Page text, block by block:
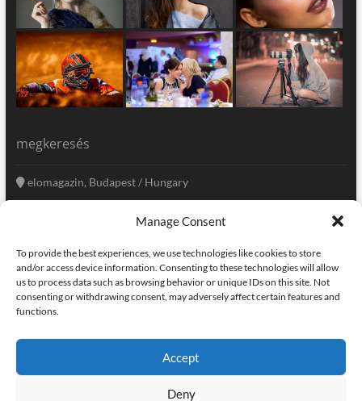
Manage Consent
To provide the best experiences, we use technologies like cookies to store
and/or access device information. Consenting to these technologies will allow
us to process data such as browsing behavior or unique IDs on this site. Not
consenting or withdrawing consent, may adversely affect certain features and
functions.
Accept
Deny
megkeresés
elomagazin, Budapest / Hungary
szerkesztoseg@elomagazin.com
elomagazin
home adatvédelem impresszum kapcsolat